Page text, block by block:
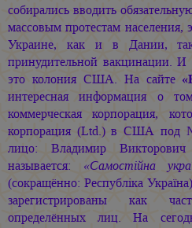
собирались вводить
массовым протестам
Украине, как и в Дании,
принудительной вакцинации.
это колония США. На сайте
интересная информация о
коммерческая корпорация,
корпорация (Ltd.) в США под
лицо: Владимир
называется: «Самостійна
(сокращённо: Республіка
зарегистрированы как
определённых лиц. На